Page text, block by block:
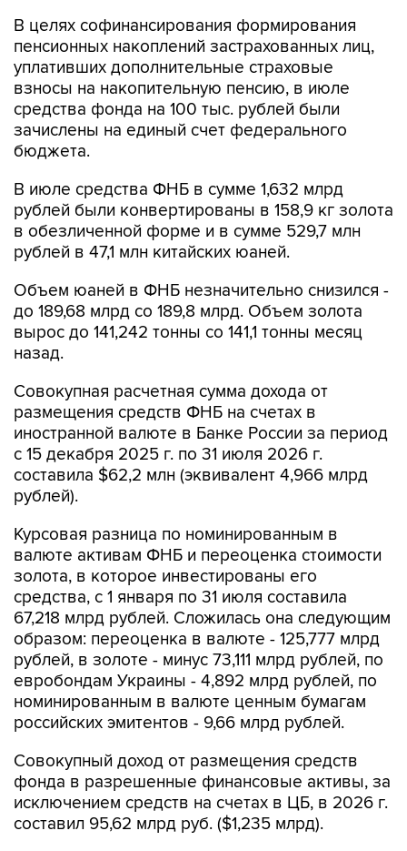
В целях софинансирования формирования
пенсионных накоплений застрахованных лиц,
уплативших дополнительные страховые
взносы на накопительную пенсию, в июле
средства фонда на 100 тыс. рублей были
зачислены на единый счет федерального
бюджета.
В июле средства ФНБ в сумме 1,632 млрд
рублей были конвертированы в 158,9 кг золота
в обезличенной форме и в сумме 529,7 млн
рублей в 47,1 млн китайских юаней.
Объем юаней в ФНБ незначительно снизился -
до 189,68 млрд со 189,8 млрд. Объем золота
вырос до 141,242 тонны со 141,1 тонны месяц
назад.
Совокупная расчетная сумма дохода от
размещения средств ФНБ на счетах в
иностранной валюте в Банке России за период
с 15 декабря 2025 г. по 31 июля 2026 г.
составила $62,2 млн (эквивалент 4,966 млрд
рублей).
Курсовая разница по номинированным в
валюте активам ФНБ и переоценка стоимости
золота, в которое инвестированы его
средства, с 1 января по 31 июля составила
67,218 млрд рублей. Сложилась она следующим
образом: переоценка в валюте - 125,777 млрд
рублей, в золоте - минус 73,111 млрд рублей, по
евробондам Украины - 4,892 млрд рублей, по
номинированным в валюте ценным бумагам
российских эмитентов - 9,66 млрд рублей.
Совокупный доход от размещения средств
фонда в разрешенные финансовые активы, за
исключением средств на счетах в ЦБ, в 2026 г.
составил 95,62 млрд руб. ($1,235 млрд).